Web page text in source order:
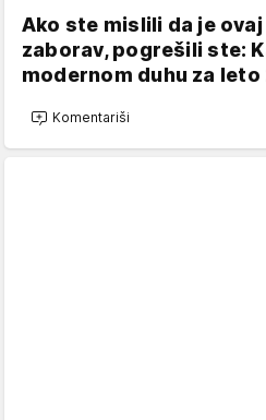
Ako ste mislili da je ovaj
zaborav, pogrešili ste:
modernom duhu za leto
Komentariši